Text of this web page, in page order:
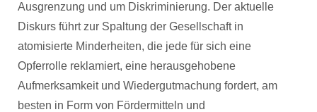
Ausgrenzung und um Diskriminierung. Der aktuelle
Diskurs führt zur Spaltung der Gesellschaft in
atomisierte Minderheiten, die jede für sich eine
Opferrolle reklamiert, eine herausgehobene
Aufmerksamkeit und Wiedergutmachung fordert, am
besten in Form von Fördermitteln und